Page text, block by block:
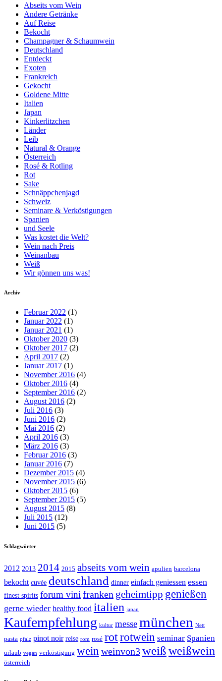
Abseits vom Wein
Andere Getränke
Auf Reise
Bekocht
Champagner & Schaumwein
Deutschland
Entdeckt
Exoten
Frankreich
Gekocht
Goldene Mitte
Italien
Japan
Kinkerlitzchen
Länder
Leib
Natural & Orange
Österreich
Rosé & Rotling
Rot
Sake
Schnäppchenjagd
Schweiz
Seminare & Verköstigungen
Spanien
und Seele
Was kostet die Welt?
Wein nach Preis
Weinanbau
Weiß
Wir gönnen uns was!
Archiv
Februar 2022 (1)
Januar 2022 (1)
Januar 2021 (1)
Oktober 2020 (3)
Oktober 2017 (2)
April 2017 (2)
Januar 2017 (1)
November 2016 (4)
Oktober 2016 (4)
September 2016 (2)
August 2016 (2)
Juli 2016 (3)
Juni 2016 (2)
Mai 2016 (2)
April 2016 (3)
März 2016 (3)
Februar 2016 (3)
Januar 2016 (7)
Dezember 2015 (4)
November 2015 (6)
Oktober 2015 (6)
September 2015 (5)
August 2015 (8)
Juli 2015 (12)
Juni 2015 (5)
Schlagwörter
2012 2013 2014 2015 abseits vom wein apulien barcelona
bekocht cuvée deutschland dinner einfach geniessen essen
finest spirits forum vinifranken geheimtipp genießen
gerne wieder healthy food italien japan
Kaufempfehlung kultur messemünchen Nett
pasta pfalz pinot noir reise rom rosé rotrotwein seminar Spanien
urlaub vegan verköstigung wein weinvon3weißweißwein
österreich